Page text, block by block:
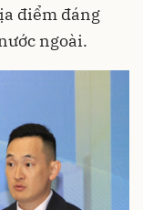
điểm đáng
ngoài.